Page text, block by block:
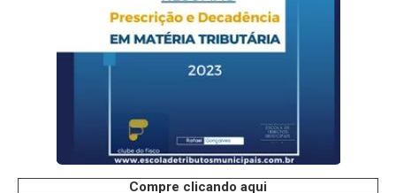
Compre clicando aqui